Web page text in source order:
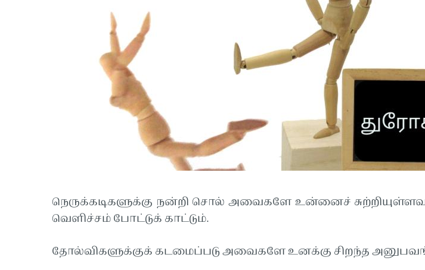
நெருக்கடிகளுக்கு நன்றி சொல் அவைகளே உன்னைச்
வெளிச்சம் போட்டுக் காட்டும்.
தோல்விகளுக்குக் கடமைப்படு அவைகளே உனக்கு சிறந்த